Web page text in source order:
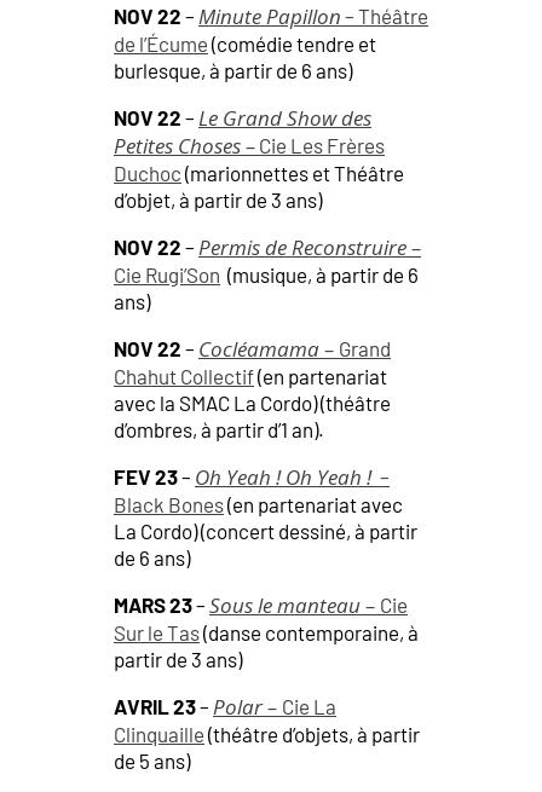
NOV 22 – Minute Papillon – Théâtre
de l’Écume (comédie tendre et
burlesque, à partir de 6 ans)
NOV 22 – Le Grand Show des
Petites Choses – Cie Les Frères
Duchoc (marionnettes et Théâtre
d’objet, à partir de 3 ans)
NOV 22 – Permis de Reconstruire –
Cie Rugi’Son (musique, à partir de 6
ans)
NOV 22 – Cocléamama – Grand
Chahut Collectif(en partenariat
avec la SMAC La Cordo) (théâtre
d’ombres, à partir d’1 an).
FEV 23– Oh Yeah ! Oh Yeah ! –
Black Bones(en partenariat avec
La Cordo) (concert dessiné, à partir
de 6 ans)
MARS 23– Sous le manteau – Cie
Sur le Tas(danse contemporaine, à
partir de 3 ans)
AVRIL 23– Polar – Cie La
Clinquaille (théâtre d’objets, à partir
de 5 ans)